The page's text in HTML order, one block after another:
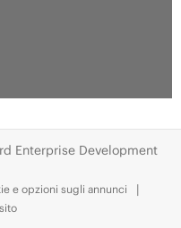
Enterprise Development
e opzioni sugli annunci